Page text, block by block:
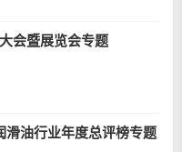
会暨展览会专题
滑油行业年度总评榜专题